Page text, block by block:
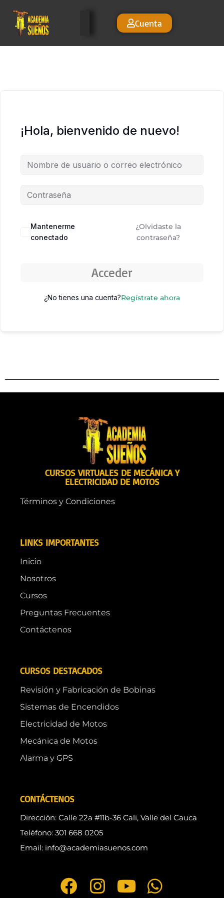
Cuenta
¡Hola, bienvenido de nuevo!
Mantenerme
conectado
¿Olvidaste la
contraseña?
Acceder
¿No tienes una cuenta?Regístrate ahora
CURSOS VIRTUALES DE MECÁNICA Y
ELECTRICIDAD DE MOTOS
Términos y Condiciones
LINKS IMPORTANTES
Inicio
Nosotros
Cursos
Preguntas Frecuentes
Contáctenos
CURSOS DESTACADOS
Revisión y Fabricación de Bobinas
Sistemas de Encendidos
Electricidad de Motos
Mecánica de Motos
Alarma y GPS
CONTÁCTENOS
Dirección: Calle 22a #11b-36 Cali, Valle del Cauca
Teléfono: 301 668 0205
Email: info@academiasuenos.com